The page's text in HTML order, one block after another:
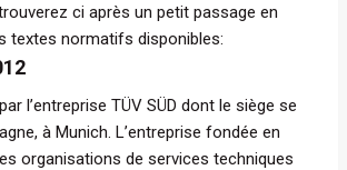
ci après un petit passage en
textes normatifs disponibles:
l’entreprise TÜV SÜD dont le siège se
à Munich. L’entreprise fondée en
organisations de services techniques